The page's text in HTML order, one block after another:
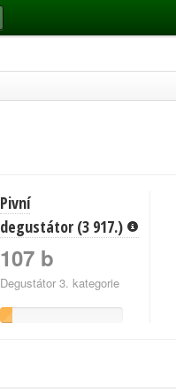
Pivní
degustátor (3 917.)
107 b
Degustátor 3. kategorie